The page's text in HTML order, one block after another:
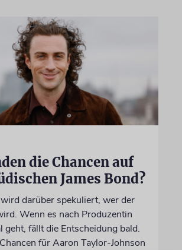
die Chancen auf
James Bond?
wird darüber spekuliert, wer der
Wenn es nach Produzentin
geht, fällt die Entscheidung bald.
für Aaron Taylor-Johnson